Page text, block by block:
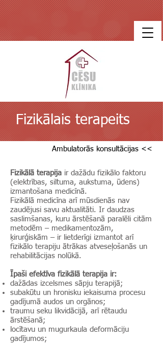
Fizikālais terapeits
Ambulatorās konsultācijas <<
Fizikālā terapija ir dažādu fizikālo faktoru
(elektrības, siltuma, aukstuma, ūdens)
izmantošana medicīnā.
Fizikālā medicīna arī mūsdienās nav
zaudējusi savu aktualitāti. Ir daudzas
saslimšanas, kuru ārstēšanā paralēli citām
metodēm – medikamentozām,
ķirurģiskām – ir lietderīgi izmantot arī
fizikālo terapiju ātrākas atveseļošanās un
rehabilitācijas nolūkā.
Īpaši efektīva fizikālā terapija ir:
dažādas izcelsmes sāpju terapijā;
subakūtu un hronisku iekaisuma procesu
gadījumā audos un orgānos;
traumu seku likvidācijā, arī rētaudu
ārstēšanā;
locītavu un mugurkaula deformāciju
gadījumos;